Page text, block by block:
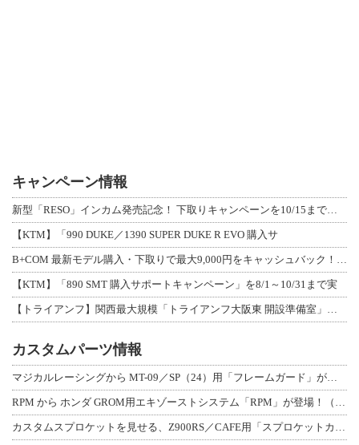
キャンペーン情報
新型「RESO」インカム発売記念！ 下取りキャンペーンを10/15まで延長して開
【KTM】「990 DUKE／1390 SUPER DUKE R EVO 購入サ
B+COM 最新モデル購入・下取りで最大9,000円をキャッシュバック！「B+F
【KTM】「890 SMT 購入サポートキャンペーン」を8/1～10/31まで実
【トライアンフ】関西最大規模「トライアンフ大阪東 開設準備室」がオープン！ 限定
カスタムパーツ情報
マジカルレーシングから MT-09／SP（24）用「フレームガード」が登場！
RPM から ホンダ GROM用エキゾーストシステム「RPM」が登場！（動画あり
カスタムスプロケットを見せる、Z900RS／CAFE用「スプロケットカバーフルキ